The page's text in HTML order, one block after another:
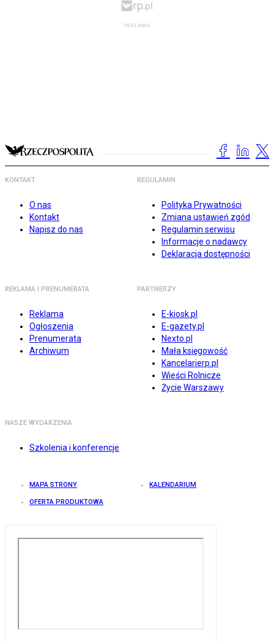
KONTAKT
O nas
Kontakt
Napisz do nas
REGULAMIN
Polityka Prywatności
Zmiana ustawień zgód
Regulamin serwisu
Informacje o nadawcy
Deklaracja dostępności
REKLAMA I PRENUMERATA
Reklama
Ogłoszenia
Prenumerata
Archiwum
PARTNERZY
E-kiosk.pl
E-gazety.pl
Nexto.pl
Mała księgowość
Kancelarierp.pl
Wieści Rolnicze
Życie Warszawy
NASZE WYDARZENIA
Szkolenia i konferencje
MAPA STRONY KALENDARIUM
OFERTA PRODUKTOWA